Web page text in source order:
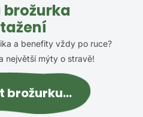
brožurka
a benefity vždy po ruce?
největší mýty o stravě!
brožurku...